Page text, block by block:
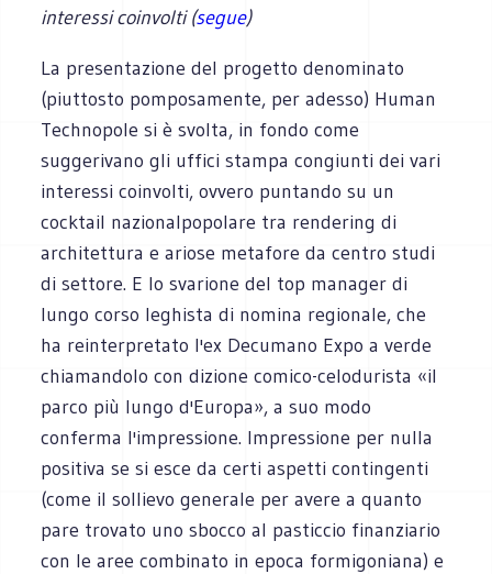
interessi coinvolti (segue)
La presentazione del progetto denominato
(piuttosto pomposamente, per adesso) Human
Technopole si è svolta, in fondo come
suggerivano gli uffici stampa congiunti dei vari
interessi coinvolti, ovvero puntando su un
cocktail nazionalpopolare tra rendering di
architettura e ariose metafore da centro studi
di settore. E lo svarione del top manager di
lungo corso leghista di nomina regionale, che
ha reinterpretato l'ex Decumano Expo a verde
chiamandolo con dizione comico-celodurista «il
parco più lungo d'Europa», a suo modo
conferma l'impressione. Impressione per nulla
positiva se si esce da certi aspetti contingenti
(come il sollievo generale per avere a quanto
pare trovato uno sbocco al pasticcio finanziario
con le aree combinato in epoca formigoniana) e